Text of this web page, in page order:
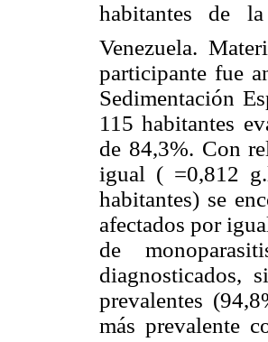
habitantes de
Venezuela.
participante fue
Sedimentación
115 habitantes
de 84,3%. Con
igual ( =0,812
habitantes) se
afectados por
de
diagnosticados,
prevalentes
más prevalente